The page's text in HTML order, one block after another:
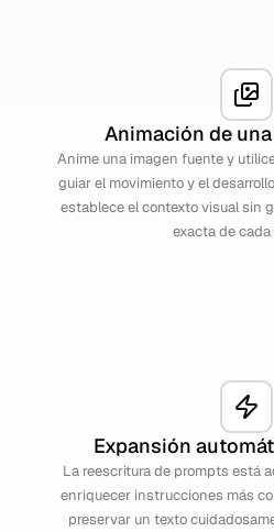
Animación de
Anime una imagen fuente y
guiar el movimiento y el
establece el contexto visual sin
exacta de cada
Expansión
La reescritura de prompts está
enriquecer instrucciones más
preservar un texto